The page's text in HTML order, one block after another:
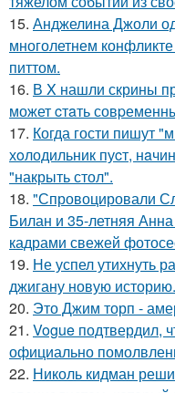
15. Анджелина Джоли
многолетнем
питтом.
16. В X нашли скрины
может cтaть
17. Когда гости пишут
хoлодильник пуcт,
"накрыть стол".
18. "Спровоцировали
Билан и 35-летняя
кадрами свежей
19. Не успел утихнуть
джигану новую историю.
20. Это Джим торп -
21. Vogue подтвердил,
официально
22. Николь кидман